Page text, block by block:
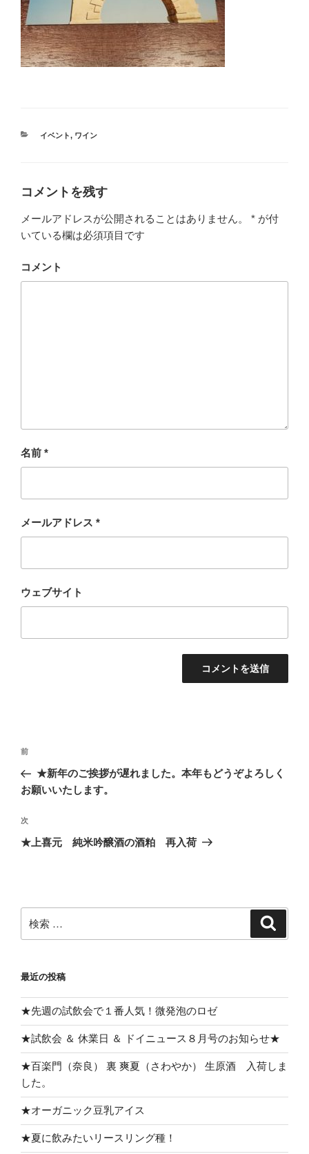
カ
ー
イベント, ワイン
コメントを残す
メールアドレスが公開されることはありません。 * が付
いている欄は必須項目です
コメント
名前 *
メールアドレス *
ウェブサイト
投
ナ
ゲ
ー
過
去
の
稿
前
★新年のご挨拶が遅れました。本年もどうぞよろしく
お願いいたします。
次
の
次
★上喜元 純米吟醸酒の酒粕 再入荷
索:
最近の投稿
★先週の試飲会で１番人気！微発泡のロゼ
★試飲会 ＆ 休業日 ＆ ドイニュース８月号のお知らせ★
★百楽門（奈良） 裏 爽夏（さわやか） 生原酒 入荷しま
した。
★オーガニック豆乳アイス
★夏に飲みたいリースリング種！